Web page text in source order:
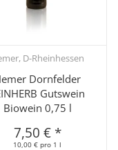
D-Rheinhessen
Dornfelder
Gutswein
Biowein 0,75 l
7,50 € *
10,00 € pro 1 l